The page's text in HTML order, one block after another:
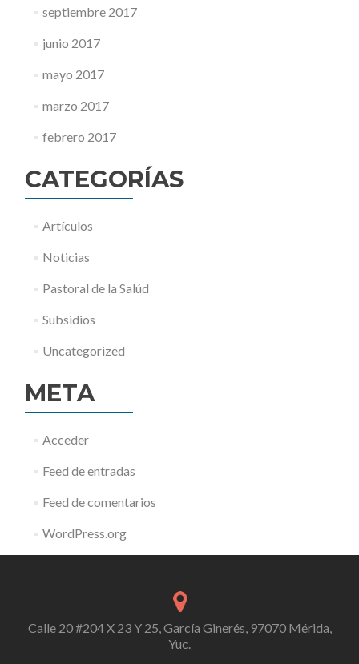
septiembre 2017
junio 2017
mayo 2017
marzo 2017
febrero 2017
CATEGORÍAS
Artículos
Noticias
Pastoral de la Salúd
Subsidios
Uncategorized
META
Acceder
Feed de entradas
Feed de comentarios
WordPress.org
Calle 20 #204 X 23 Y 25, García Ginerés, 97070 Mérida,
Yuc.